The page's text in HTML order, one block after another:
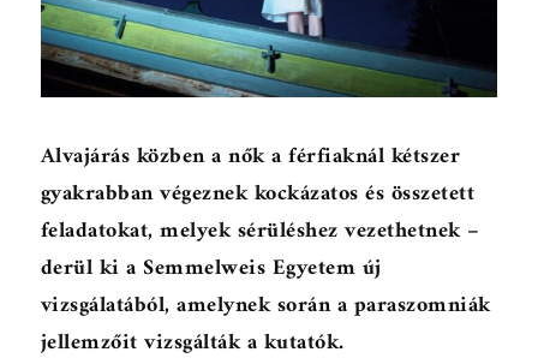
Alvajárás közben a nők a férfiaknál kétszer
gyakrabban végeznek kockázatos és összetett
feladatokat, melyek sérüléshez vezethetnek –
derül ki a Semmelweis Egyetem új
vizsgálatából, amelynek során a paraszomniák
jellemzőit vizsgálták a kutatók.